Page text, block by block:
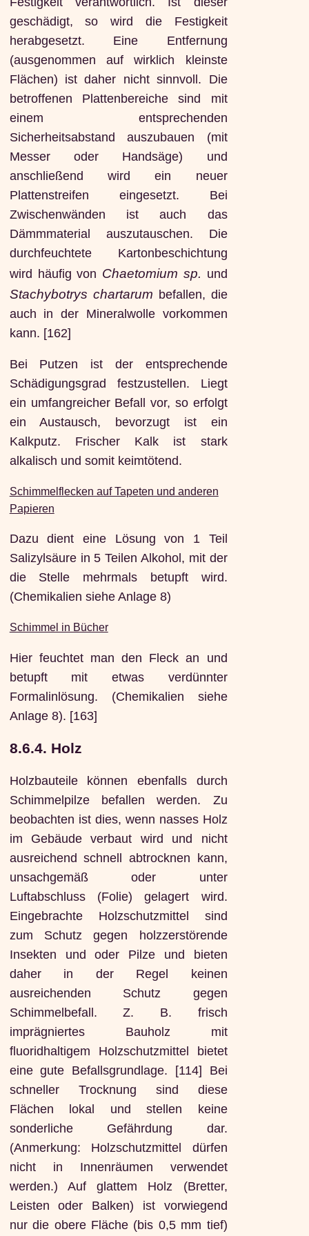
geschädigt, so wird die Festigkeit
herabgesetzt. Eine Entfernung
(ausgenommen auf wirklich kleinste
Flächen) ist daher nicht sinnvoll. Die
betroffenen Plattenbereiche sind mit
einem entsprechenden
Sicherheitsabstand auszubauen (mit
Messer oder Handsäge) und
anschließend wird ein neuer
Plattenstreifen eingesetzt. Bei
Zwischenwänden ist auch das
Dämmmaterial auszutauschen. Die
durchfeuchtete Kartonbeschichtung
wird häufig von Chaetomium sp. und
Stachybotrys chartarum befallen, die
auch in der Mineralwolle vorkommen
kann. [162]
Bei Putzen ist der entsprechende
Schädigungsgrad festzustellen. Liegt
ein umfangreicher Befall vor, so erfolgt
ein Austausch, bevorzugt ist ein
Kalkputz. Frischer Kalk ist stark
alkalisch und somit keimtötend.
Schimmelflecken auf Tapeten und anderen
Papieren
Dazu dient eine Lösung von 1 Teil
Salizylsäure in 5 Teilen Alkohol, mit der
die Stelle mehrmals betupft wird.
(Chemikalien siehe Anlage 8)
Schimmel in Bücher
Hier feuchtet man den Fleck an und
betupft mit etwas verdünnter
Formalinlösung. (Chemikalien siehe
Anlage 8). [163]
8.6.4. Holz
Holzbauteile können ebenfalls durch
Schimmelpilze befallen werden. Zu
beobachten ist dies, wenn nasses Holz
im Gebäude verbaut wird und nicht
ausreichend schnell abtrocknen kann,
unsachgemäß oder unter
Luftabschluss (Folie) gelagert wird.
Eingebrachte Holzschutzmittel sind
zum Schutz gegen holzzerstörende
Insekten und oder Pilze und bieten
daher in der Regel keinen
ausreichenden Schutz gegen
Schimmelbefall. Z. B. frisch
imprägniertes Bauholz mit
fluoridhaltigem Holzschutzmittel bietet
eine gute Befallsgrundlage. [114] Bei
schneller Trocknung sind diese
Flächen lokal und stellen keine
sonderliche Gefährdung dar.
(Anmerkung: Holzschutzmittel dürfen
nicht in Innenräumen verwendet
werden.) Auf glattem Holz (Bretter,
Leisten oder Balken) ist vorwiegend
nur die obere Fläche (bis 0,5 mm tief)